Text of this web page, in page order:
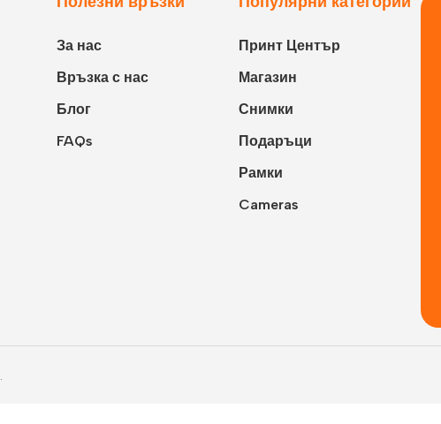
За нас
Връзка с нас
Блог
FAQs
Принт Център
Магазин
Снимки
Подаръци
Рамки
Cameras